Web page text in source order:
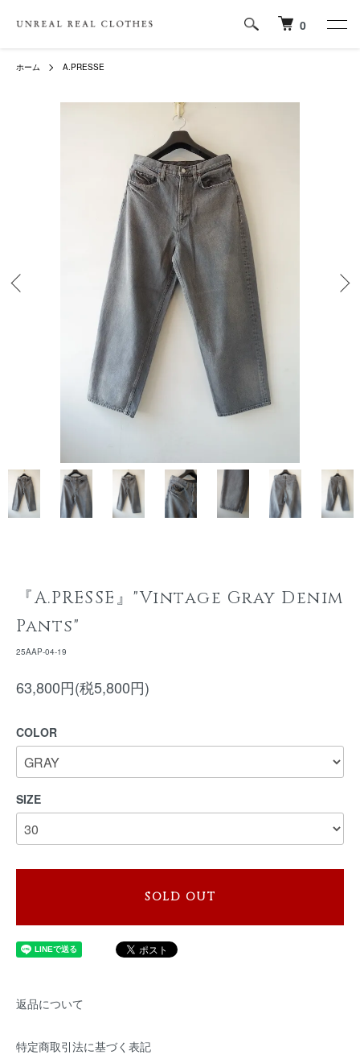
0
ホーム A.PRESSE
『A.PRESSE』"Vintage Gray Denim
Pants"
25AAP-04-19
63,800円(税5,800円)
COLOR
SIZE
SOLD OUT
返品について
特定商取引法に基づく表記